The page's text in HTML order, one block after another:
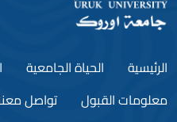
الرئيسية الحياة الجامعية
معلومات القبول
تواصل